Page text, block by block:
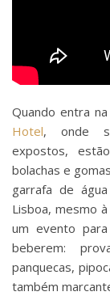
Quando entra
Hotel, onde
expostos,
bolachas e
garrafa de
Lisboa, mesmo
um evento
beberem:
panquecas,
também